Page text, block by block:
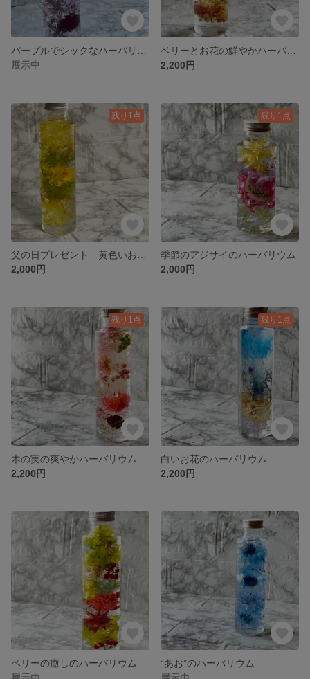
展示中
2,200円
残り1点
2,000円
残り1点
季節のアジサイのハーバリウム
2,000円
残り1点
木の実の爽やかハーバリウム
2,200円
残り1点
白いお花のハーバリウム
2,200円
ベリーの癒しのハーバリウム
“あお”のハーバリウム